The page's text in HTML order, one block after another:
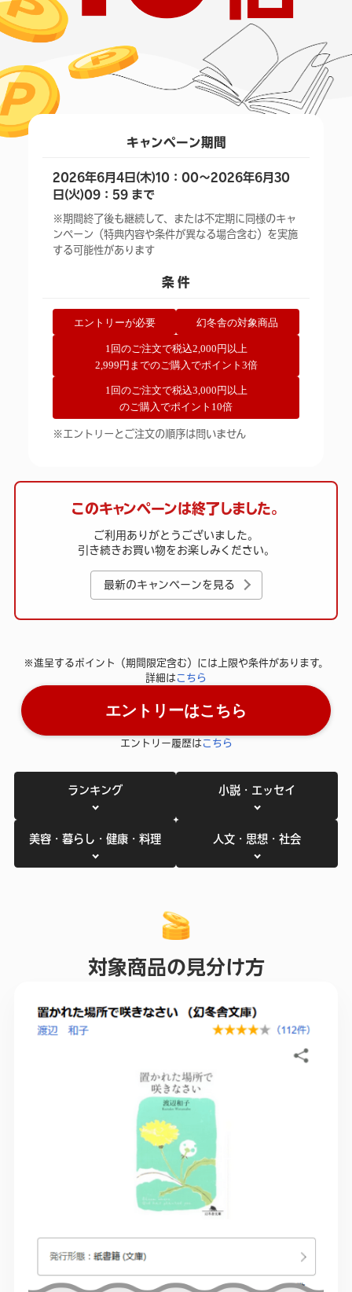
キャンペーン期間
2026年6月4日(木)10：00～2026年6月30
日(火)09：59 まで
※期間終了後も継続して、または不定期に同様のキャ
ンペーン（特典内容や条件が異なる場合含む）を実施
する可能性があります
条 件
エントリーが必要 幻冬舎の対象商品
1回のご注文で税込2,000円以上
2,999円までのご購入でポイント3倍
1回のご注文で税込3,000円以上
のご購入でポイント10倍
※エントリーとご注文の順序は問いません
このキャンペーンは終了しました。
ご利用ありがとうございました。
引き続きお買い物をお楽しみください。
最新のキャンペーンを見る
※進呈するポイント（期間限定含む）には上限や条件があります。
詳細は こちら
エントリーはこちら
エントリー履歴は こちら
ランキング 小説・エッセイ
美容・暮らし・健康・料理 人文・思想・社会
対象商品の見分け方